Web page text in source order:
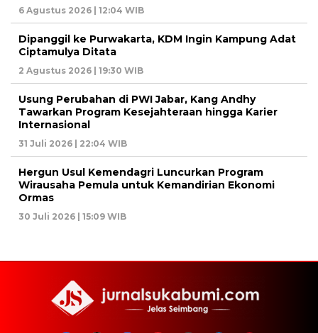
6 Agustus 2026 | 12:04 WIB
Dipanggil ke Purwakarta, KDM Ingin Kampung Adat
Ciptamulya Ditata
2 Agustus 2026 | 19:30 WIB
Usung Perubahan di PWI Jabar, Kang Andhy
Tawarkan Program Kesejahteraan hingga Karier
Internasional
31 Juli 2026 | 22:04 WIB
Hergun Usul Kemendagri Luncurkan Program
Wirausaha Pemula untuk Kemandirian Ekonomi
Ormas
30 Juli 2026 | 15:09 WIB